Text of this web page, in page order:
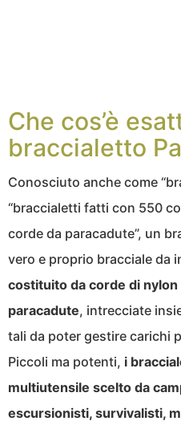
Che cos’è
braccialetto
Conosciuto anche come
“braccialetti fatti con 550
corde da paracadute”, un
vero e proprio bracciale da
costituito da corde di
paracadute, intrecciate
tali da poter gestire carichi
Piccoli ma potenti, i
multiutensile scelto da
escursionisti, survivalisti,